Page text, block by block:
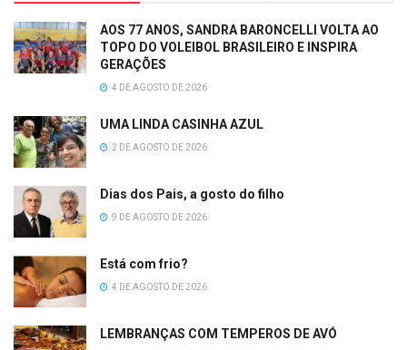
AOS 77 ANOS, SANDRA BARONCELLI VOLTA AO
TOPO DO VOLEIBOL BRASILEIRO E INSPIRA
GERAÇÕES
4 DE AGOSTO DE 2026
UMA LINDA CASINHA AZUL
2 DE AGOSTO DE 2026
Dias dos Pais, a gosto do filho
9 DE AGOSTO DE 2026
Está com frio?
4 DE AGOSTO DE 2026
LEMBRANÇAS COM TEMPEROS DE AVÓ